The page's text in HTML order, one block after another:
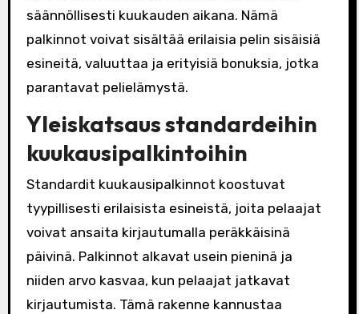
säännöllisesti kuukauden aikana. Nämä
palkinnot voivat sisältää erilaisia pelin sisäisiä
esineitä, valuuttaa ja erityisiä bonuksia, jotka
parantavat pelielämystä.
Yleiskatsaus standardeihin
kuukausipalkintoihin
Standardit kuukausipalkinnot koostuvat
tyypillisesti erilaisista esineistä, joita pelaajat
voivat ansaita kirjautumalla peräkkäisinä
päivinä. Palkinnot alkavat usein pieninä ja
niiden arvo kasvaa, kun pelaajat jatkavat
kirjautumista. Tämä rakenne kannustaa